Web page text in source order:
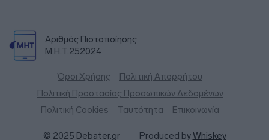
Αριθμός Πιστοποίησης
Μ.Η.Τ.252024
Όροι Χρήσης
Πολιτική Απορρήτου
Πολιτική Προστασίας Προσωπικών Δεδομένων
Πολιτική Cookies
Ταυτότητα Επικοινωνία
© 2025 Debater.gr Produced byWhiskey